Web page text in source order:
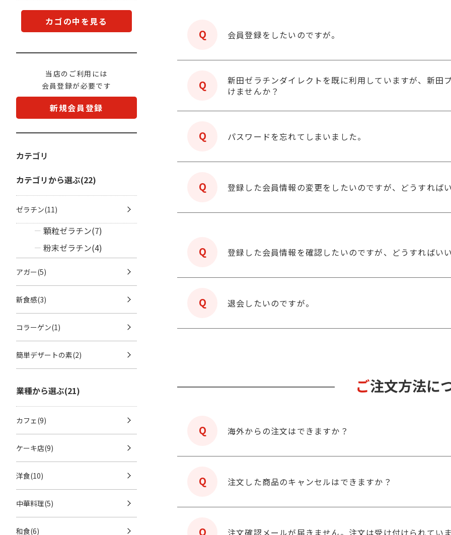
カゴの中を見る
当店のご利用には
会員登録が必要です
新規会員登録
カテゴリ
カテゴリから選ぶ(22)
ゼラチン(11)
顆粒ゼラチン(7)
粉末ゼラチン(4)
アガー(5)
新食感(3)
コラーゲン(1)
簡単デザートの素(2)
業種から選ぶ(21)
カフェ(9)
ケーキ店(9)
洋食(10)
中華料理(5)
和食(6)
会員登録をしたいのですが。
新田ゼラチンダイレクトを既に利用していますが、新田
けませんか？
パスワードを忘れてしまいました。
登録した会員情報の変更をしたいのですが、どうすれば
登録した会員情報を確認したいのですが、どうすればい
退会したいのですが。
ご注文方法に
海外からの注文はできますか？
注文した商品のキャンセルはできますか？
注文確認メールが届きません。注文は受け付けられてい